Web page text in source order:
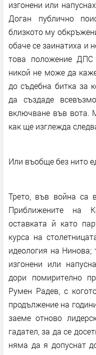
изгонени или
Доган публично
близкото му
обаче се заинатиха и
това положение ДПС
никой не може да
до съдебна битка за
да създаде
включване във вота.
как ще изглежда
Или въобще без нито
Трето, във война са
Приближените на
оставката й като
курса на
идеология на Нинова;
изгонени или
дори помирително
Румен Радев, с
продължение на
заеме отново
гадател, за да се
няма да я допуснат